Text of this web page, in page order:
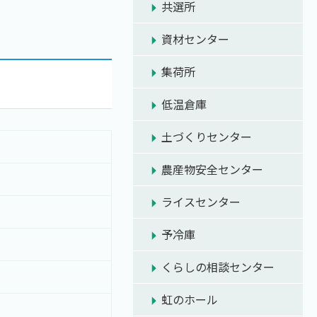
共選所
資材センター
集荷所
低温倉庫
土づくりセンター
農産物安全センター
ライスセンター
予冷庫
くらしの相談センター
虹のホール